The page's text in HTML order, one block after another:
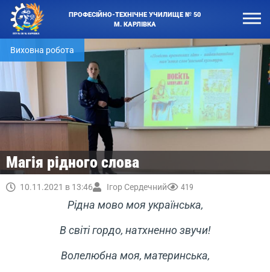
ПРОФЕСІЙНО-ТЕХНІЧНЕ УЧИЛИЩЕ № 50
М. КАРЛІВКА
Виховна робота
Магія рідного слова
10.11.2021 в 13:46 Ігор Сердечний 419
Рідна мово моя українська,
В світі гордо, натхненно звучи!
Волелюбна моя, материнська,